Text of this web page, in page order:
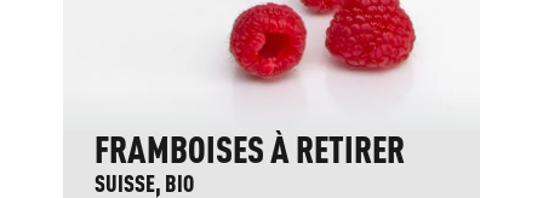
FRAMBOISES À RETIRER
SUISSE, BIO